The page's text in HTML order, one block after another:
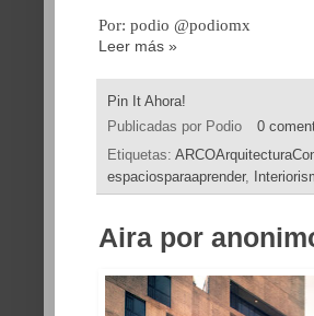
Por: podio @podiomx
Leer más »
Pin It Ahora!
Publicadas por Podio
0
Etiquetas:
espaciosparaaprender,
Aira por